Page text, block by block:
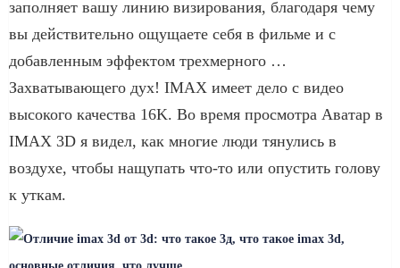
заполняет вашу линию визирования, благодаря чему
вы действительно ощущаете себя в фильме и с
добавленным эффектом трехмерного …
Захватывающего дух! IMAX имеет дело с видео
высокого качества 16K. Во время просмотра Аватар в
IMAX 3D я видел, как многие люди тянулись в
воздухе, чтобы нащупать что-то или опустить голову
к уткам.